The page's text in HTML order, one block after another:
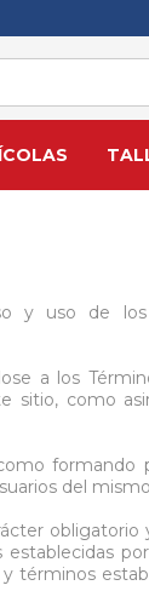
todo
de Rodillo
de Hierro
para cadena
todo
1000 Volt
y
todo
de
tensión
careta
de sudor
y uso de
a los
como
del